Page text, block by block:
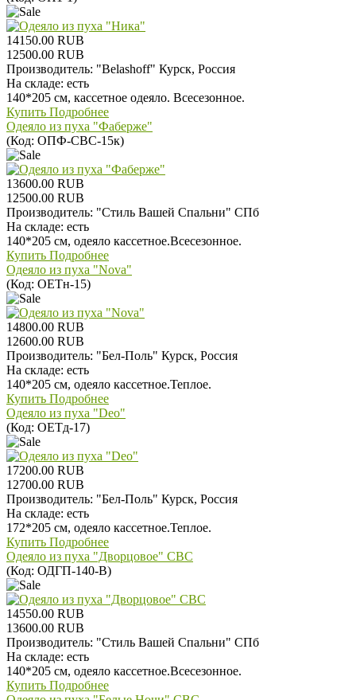
14150.00 RUB
12500.00 RUB
Производитель: "Belashoff" Курск, Россия
На складе: есть
140*205 см, кассетное одеяло. Всесезонное.
Купить Подробнее
Одеяло из пуха "Фаберже"
(Код: ОПФ-СВС-15к)
13600.00 RUB
12500.00 RUB
Производитель: "Стиль Вашей Спальни" СПб
На складе: есть
140*205 см, одеяло кассетное.Всесезонное.
Купить Подробнее
Одеяло из пуха "Nova"
(Код: ОЕТн-15)
14800.00 RUB
12600.00 RUB
Производитель: "Бел-Поль" Курск, Россия
На складе: есть
140*205 см, одеяло кассетное.Теплое.
Купить Подробнее
Одеяло из пуха "Deo"
(Код: ОЕТд-17)
17200.00 RUB
12700.00 RUB
Производитель: "Бел-Поль" Курск, Россия
На складе: есть
172*205 см, одеяло кассетное.Теплое.
Купить Подробнее
Одеяло из пуха "Дворцовое" СВС
(Код: ОДГП-140-В)
14550.00 RUB
13600.00 RUB
Производитель: "Стиль Вашей Спальни" СПб
На складе: есть
140*205 см, одеяло кассетное.Всесезонное.
Купить Подробнее